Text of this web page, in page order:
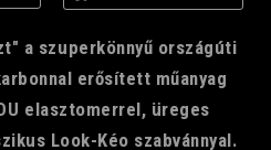
a szuperkönnyű országúti
erősített műanyag
elasztomerrel, üreges
Look-Kéo szabvánnyal.